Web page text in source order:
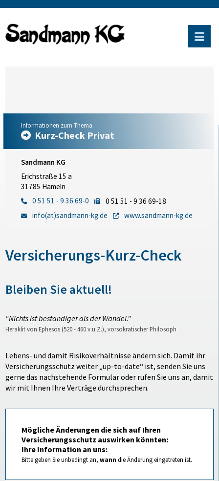
Informationen zum Thema
Kurz-Check Privat
Sandmann KG
Erichstraße 15 a
31785 Hameln
0 51 51 - 9 36 69-0
0 51 51 - 9 36 69-18
info(at)sandmann-kg.de
www.sandmann-kg.de
Versicherungs-Kurz-Check
Bleiben Sie aktuell!
"Nichts ist beständiger als der Wandel."
Heraklit von Ephesos (520 - 460 v.u.Z.), vorsokratischer Philosoph
Lebens- und damit Risikoverhältnisse ändern sich. Damit ihr
Versicherungsschutz weiter „up-to-date“ ist, senden Sie uns
gerne das nachstehende Formular oder rufen Sie uns an, damit
wir mit Ihnen Ihre Verträge durchsprechen.
Mögliche Änderungen die sich auf Ihren
Versicherungsschutz auswirken könnten:
Ihre Information an uns:
Bitte geben Sie unbedingt an,wann die Änderung eingetreten ist.